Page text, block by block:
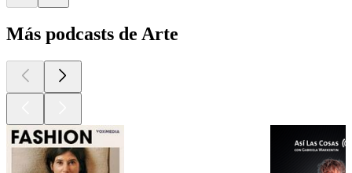
Más podcasts de Arte